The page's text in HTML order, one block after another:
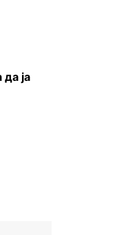
ја